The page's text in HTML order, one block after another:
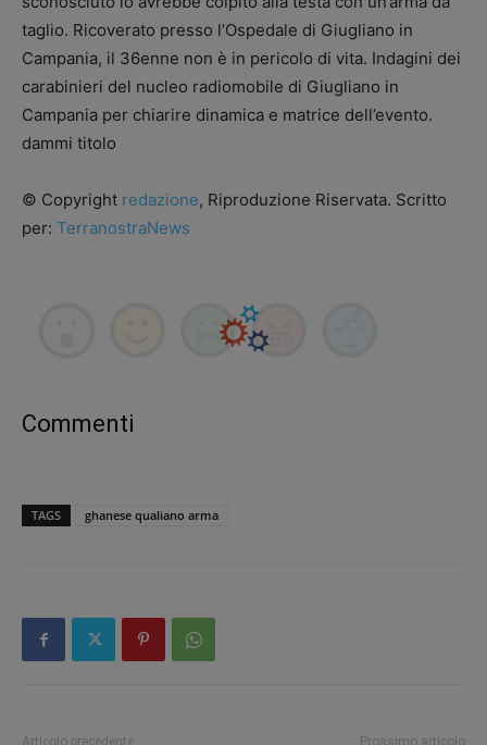
taglio. Ricoverato presso l’Ospedale di Giugliano in
Campania, il 36enne non è in pericolo di vita. Indagini dei
carabinieri del nucleo radiomobile di Giugliano in
Campania per chiarire dinamica e matrice dell’evento.
dammi titolo
© Copyright redazione, Riproduzione Riservata. Scritto
per: TerranostraNews
Commenti
TAGS ghanese qualiano arma
Articolo precedente Prossimo articolo